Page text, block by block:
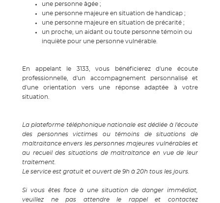
une personne âgée ;
une personne majeure en situation de handicap ;
une personne majeure en situation de précarité ;
un proche, un aidant ou toute personne témoin ou
inquiète pour une personne vulnérable.
En appelant le 3133, vous bénéficierez d'une écoute
professionnelle, d'un accompagnement personnalisé et
d'une orientation vers une réponse adaptée à votre
situation.
La plateforme téléphonique nationale est dédiée à l'écoute
des personnes victimes ou témoins de situations de
maltraitance envers les personnes majeures vulnérables et
au recueil des situations de maltraitance en vue de leur
traitement.
Le service est gratuit et ouvert de 9h à 20h tous les jours.
Si vous êtes face à une situation de danger immédiat,
veuillez ne pas attendre le rappel et contactez